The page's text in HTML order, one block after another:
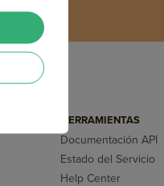
HERRAMIENTAS
Documentación API
Estado del Servicio
Help Center